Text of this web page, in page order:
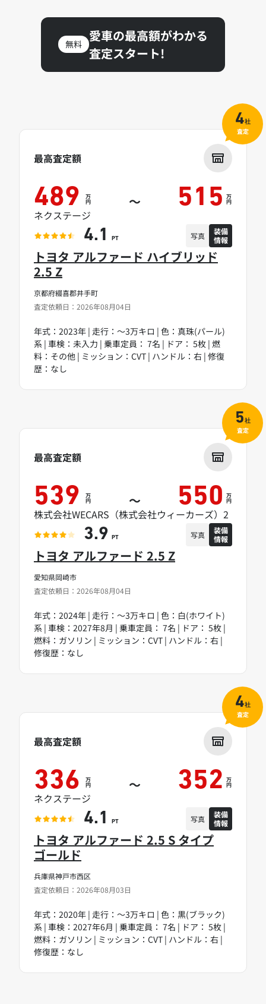
無料
愛車の最高額がわかる
査定スタート!
京都府綴喜郡井手町
査定依頼日：2026年08月04日
トヨタ アルファード ハイブリッド
2.5 Z
年式：2023年 | 走行：～3万キロ | 色：真珠(パール)
系 | 車検：未入力 | 乗車定員： 7名 | ドア： 5枚 | 燃
料：その他 | ミッション：CVT | ハンドル：右 | 修復
歴：なし
最高査定額
489 万
円 ～ 515 万
円
ネクステージ
4.1 PT 写真
装備
情報
4社
査定
愛知県岡崎市
査定依頼日：2026年08月04日
トヨタ アルファード 2.5 Z
年式：2024年 | 走行：～3万キロ | 色：白(ホワイト)
系 | 車検：2027年8月 | 乗車定員： 7名 | ドア： 5枚 |
燃料：ガソリン | ミッション：CVT | ハンドル：右 |
修復歴：なし
最高査定額
539 万
円 ～ 550 万
円
株式会社WECARS（株式会社ウィーカーズ）2
3.9 PT 写真
装備
情報
5社
査定
兵庫県神戸市西区
査定依頼日：2026年08月03日
トヨタ アルファード 2.5 S タイプ
ゴールド
年式：2020年 | 走行：～3万キロ | 色：黒(ブラック)
系 | 車検：2027年6月 | 乗車定員： 7名 | ドア： 5枚 |
燃料：ガソリン | ミッション：CVT | ハンドル：右 |
修復歴：なし
最高査定額
336 万
円 ～ 352 万
円
ネクステージ
4.1 PT 写真
装備
情報
4社
査定